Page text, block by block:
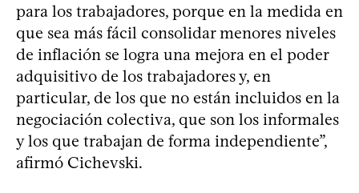
para los trabajadores, porque en la medida en
que sea más fácil consolidar menores niveles
de inflación se logra una mejora en el poder
adquisitivo de los trabajadores y, en
particular, de los que no están incluidos en la
negociación colectiva, que son los informales
y los que trabajan de forma independiente”,
afirmó Cichevski.